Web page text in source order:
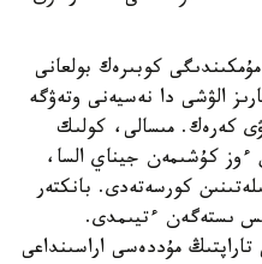
كوبىرەك بولعانى
الۋشى دا نەسيەنى وتەۋگە
كەرەك. مىسالى، كولىك
دەگەندە 10 پايىزىن ءوز كۇشىمەن جيناي السا،
كورسەتەدى. بانكتەر
ىستەگەن ءتيىمدى.
مۇددەسى اراسىنداعى